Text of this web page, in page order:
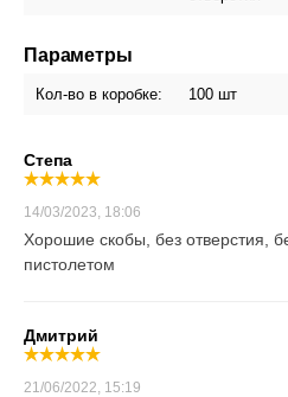
Параметры
Кол-во в коробке: 100 шт
Степа
14/03/2023, 18:06
Хорошие скобы, без отверстия,
пистолетом
Дмитрий
21/06/2022, 15:19